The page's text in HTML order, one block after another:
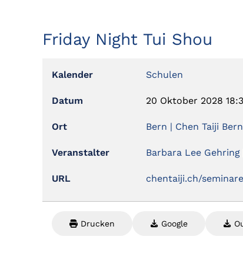
Friday Night Tui Shou
Kalender Schulen
Datum 20 Oktober 2028
Ort Bern | Chen Taiji Bern
Veranstalter Barbara Lee
URL chentaiji.ch/
Drucken Google